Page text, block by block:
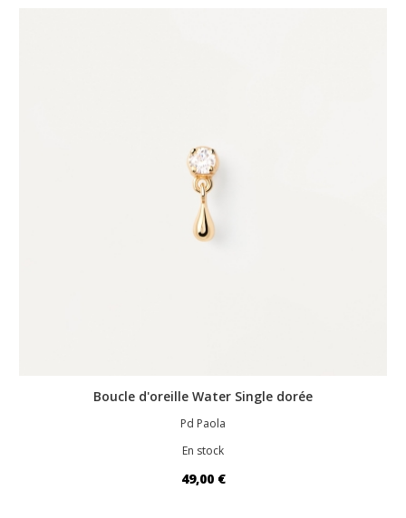
Boucle d'oreille Water Single dorée
Pd Paola
En stock
49,00 €